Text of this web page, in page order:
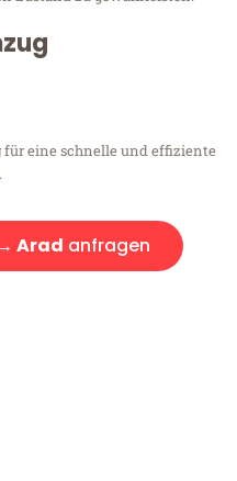
für eine schnelle und effiziente
Arad anfragen